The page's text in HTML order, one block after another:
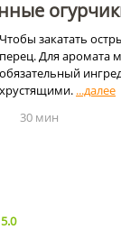
Чтобы закатать
перец. Для аромата
обязательный
хрустящими.
30 мин
5.0